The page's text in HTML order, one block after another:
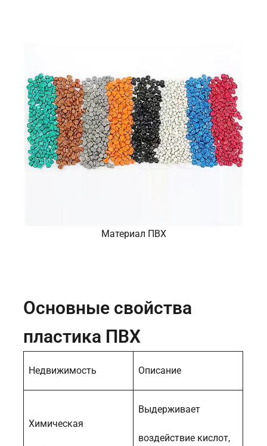
Материал ПВХ
Основные свойства
пластика ПВХ
Недвижимость Описание
Химическая
Выдерживает
воздействие кислот,